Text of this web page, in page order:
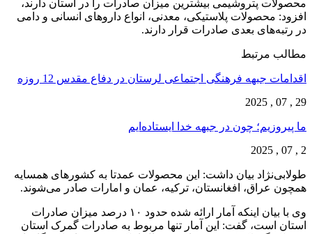
محصولات پتروشیمی بیشترین میزان صادرات را در استان دارند،
افزود: محصولات پلاستیکی، معدنی، انواع داروهای انسانی و دامی
در رتبه‌های بعدی صادرات قرار دارند.
مطالب مرتبط
اقدامات جبهه فرهنگی اجتماعی لرستان در دفاع مقدس 12 روزه
29 , 07 , 2025
ما پیروزیم؛ چون در جبهه خدا ایستاده‌ایم
2 , 07 , 2025
طولابی‌نژاد بیان داشت: این محصولات عمدتا به کشورهای همسایه
همچون عراق، افغانستان، ترکیه، عمان و امارات صادر می‌شوند.
وی با بیان اینکه آمار ارائه شده حدود ۱۰ درصد میزان صادرات
استان است، گفت: این آمار تنها مربوط به صادرات گمرک استان